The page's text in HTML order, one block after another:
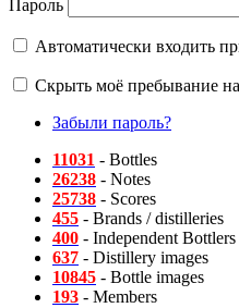
Пароль
Автоматически входить
Скрыть моё пребывание
Забыли пароль?
11031 - Bottles
26238 - Notes
25738 - Scores
455 - Brands / distilleries
400 - Independent Bottlers
637 - Distillery images
10845 - Bottle images
193 - Members